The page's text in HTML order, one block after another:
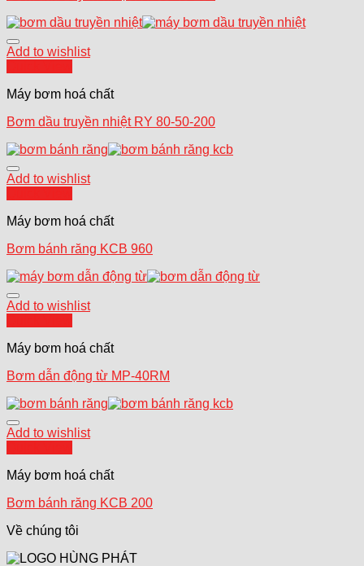
Add to wishlist
Máy bơm hoá chất
Bơm dầu truyền nhiệt RY 80-50-200
Add to wishlist
Máy bơm hoá chất
Bơm bánh răng KCB 960
Add to wishlist
Máy bơm hoá chất
Bơm dẫn động từ MP-40RM
Add to wishlist
Máy bơm hoá chất
Bơm bánh răng KCB 200
Về chúng tôi